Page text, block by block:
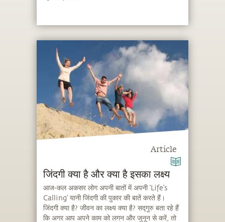
Article
जिंदगी क्या है और क्या है इसका लक्ष्य
आज-कल अकसर लोग अपनी बातों में अपनी ‘Life’s
Calling’ यानी जिंदगी की पुकार की बातें करते हैं।
जिंदगी क्या है? जीवन का लक्ष्य क्या है? सद्गुरु बता रहे हैं
कि अगर आप अपने काम को लगन और जुनून से करें, तो